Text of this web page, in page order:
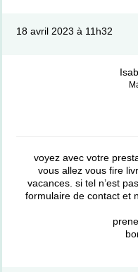
18 avril 2023 à 11h32
voyez avec votre
vous allez vous fire
vacances. si tel n’est
formulaire de contact et